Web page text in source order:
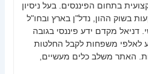
בתחום הפיננסים. בעל ניסיון
בשוק ההון, נדל"ן בארץ ובחו"ל
דניאל מקדם ידע פיננסי בגובה
לאלפי משפחות לקבל החלטות
האתר משלב כלים מעשיים,